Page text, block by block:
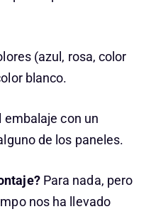
(azul, rosa, color
blanco.
embalaje con un
de los paneles.
Para nada, pero
nos ha llevado